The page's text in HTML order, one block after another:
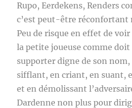
Rupo, Eerdekens, Renders
c’est peut-être réconfortant
Peu de risque en effet de
la petite joueuse comme doit
supporter digne de son
sifflant, en criant, en suant,
et en démolissant
Dardenne non plus pour